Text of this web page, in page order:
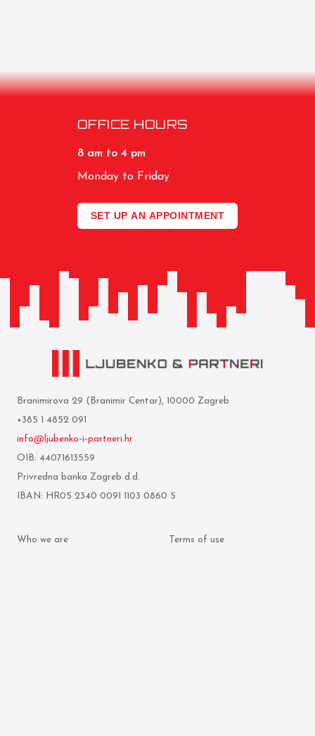
OFFICE HOURS
8 am to 4 pm
Monday to Friday
SET UP AN APPOINTMENT
Branimirova 29 (Branimir Centar), 10000 Zagreb
+385 1 4852 091
info@ljubenko-i-partneri.hr
OIB: 44071613559
Privredna banka Zagreb d.d.
IBAN: HR05 2340 0091 1103 0860 5
Who we are Terms of use